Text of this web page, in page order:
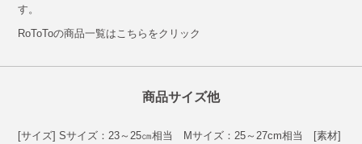
す。
RoToToの商品一覧はこちらをクリック
商品サイズ他
[サイズ] Sサイズ：23～25㎝相当 Mサイズ：25～27cm相当 [素材]